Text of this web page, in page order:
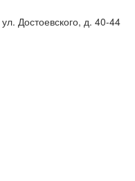
Достоевского, д. 40-44